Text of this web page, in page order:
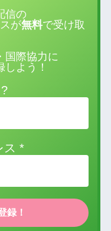
信の
が無料で受け取
国際協力に
よう！
ス *